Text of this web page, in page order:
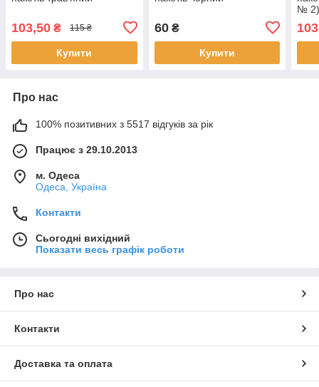
103,50 ₴ 115 ₴
Купити
60₴
Купити
№
Про нас
100% позитивних з 5517 відгуків за рік
Працює з 29.10.2013
м. Одеса
Одеса, Україна
Контакти
Сьогодні вихідний
Показати весь графік роботи
Про нас
Контакти
Доставка та оплата